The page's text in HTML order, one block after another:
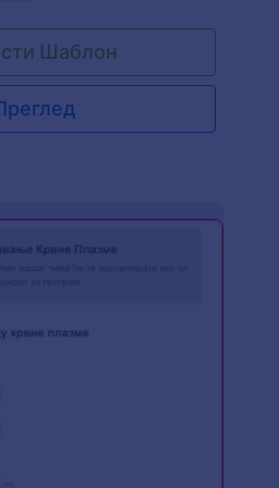
проблема ће обрађивати
прилагоди
твојим потребама,
за плаћање, угради на
организације и
ћеш примити пријаве на
19 за твоју непрофитну
"превуци и пусти"
тако да одговара
Шаблон